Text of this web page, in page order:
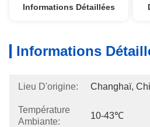
Informations Détaillées
Informations
Lieu D'origine: Changhaï,
Température
Ambiante:
10-43℃